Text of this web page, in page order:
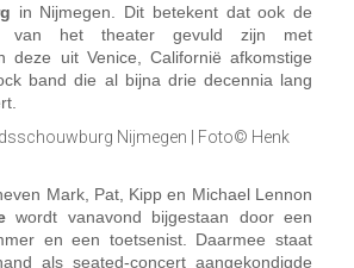
in Nijmegen. Dit betekent dat ook de
van het theater gevuld zijn met
deze uit Venice, Californië afkomstige
band die al bijna drie decennia lang
Mark, Pat, Kipp en Michael Lennon
wordt vanavond bijgestaan door een
en een toetsenist. Daarmee staat
als seated-concert aangekondigde